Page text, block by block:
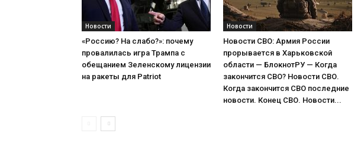
Новости
«Россию? На слабо?»: почему
провалилась игра Трампа с
обещанием Зеленскому лицензии
на ракеты для Patriot
Новости
Новости СВО: Армия России
прорывается в Харьковской
области — БлокнотРУ — Когда
закончится СВО? Новости СВО.
Когда закончится СВО последние
новости. Конец СВО. Новости...